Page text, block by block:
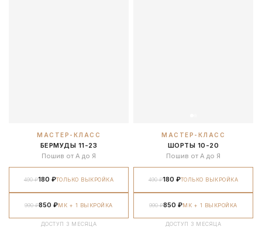
МАСТЕР-КЛАСС
БЕРМУДЫ 11-23
Пошив от А до Я
490 ₽180 ₽ТОЛЬКО ВЫКРОЙКА
990 ₽850 ₽МК + 1 ВЫКРОЙКА
ДОСТУП 3 МЕСЯЦА
МАСТЕР-КЛАСС
ШОРТЫ 10-20
Пошив от А до Я
490 ₽180 ₽ТОЛЬКО ВЫКРОЙКА
990 ₽850 ₽МК + 1 ВЫКРОЙКА
ДОСТУП 3 МЕСЯЦА